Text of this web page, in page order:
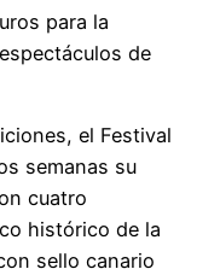
para la
de
el Festival
semanas su
cuatro
histórico de la
sello canario